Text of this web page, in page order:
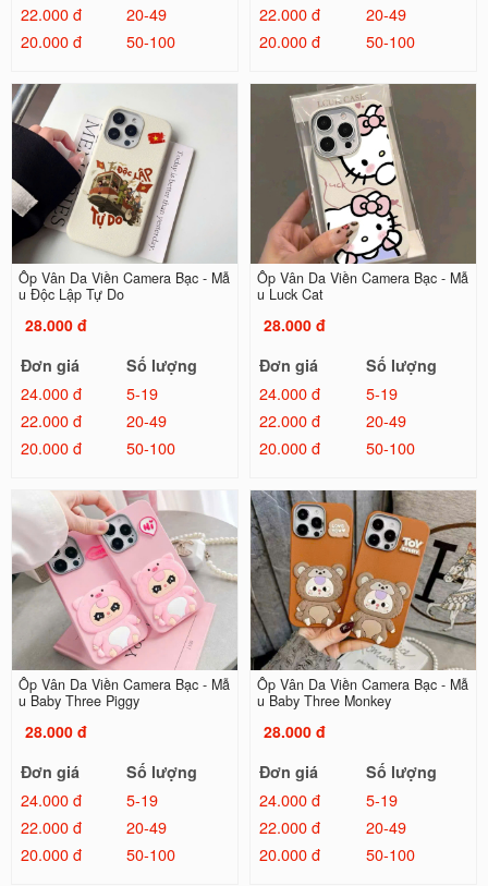
22.000 đ
20-49
20.000 đ
50-100
22.000 đ
20-49
20.000 đ
50-100
Ốp Vân Da Viền Camera Bạc - Mẫ
u Độc Lập Tự Do
28.000 đ
Đơn giá
Số lượng
24.000 đ
5-19
22.000 đ
20-49
20.000 đ
50-100
Ốp Vân Da Viền Camera Bạc - Mẫ
u Luck Cat
28.000 đ
Đơn giá
Số lượng
24.000 đ
5-19
22.000 đ
20-49
20.000 đ
50-100
Ốp Vân Da Viền Camera Bạc - Mẫ
u Baby Three Piggy
28.000 đ
Đơn giá
Số lượng
24.000 đ
5-19
22.000 đ
20-49
20.000 đ
50-100
Ốp Vân Da Viền Camera Bạc - Mẫ
u Baby Three Monkey
28.000 đ
Đơn giá
Số lượng
24.000 đ
5-19
22.000 đ
20-49
20.000 đ
50-100